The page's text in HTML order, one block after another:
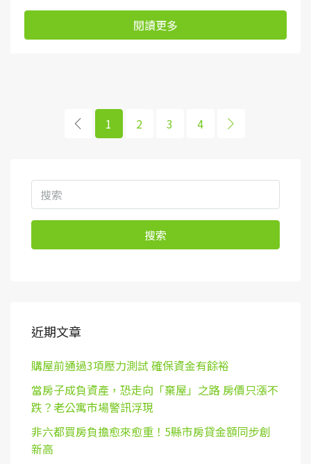
閱讀更多
1 2 3 4
搜索
近期文章
購屋前通過3項壓力測試 確保資金有餘裕
當房子成負資產，恐走向「棄屋」之路 房價只漲不
跌？老公寓市場警訊浮現
非六都買房負擔愈來愈重！5縣市房貸金額同步創
新高